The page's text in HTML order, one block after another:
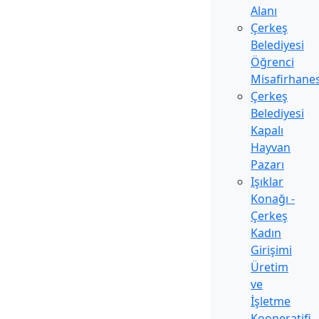
Alanı
Çerkeş
Belediyesi
Öğrenci
Çerkeş
Belediyesi
Kapalı
Hayvan
Pazarı
Işıklar
Konağı -
Çerkeş
Kadın
Girişimi
Üretim
ve
İşletme